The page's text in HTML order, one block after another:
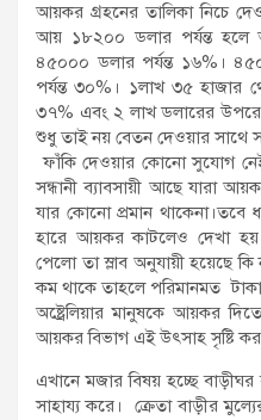
আয়কর গ্রহনের তালিকা নিচে
আয় ১৮২০০ ডলার পর্যন্ত হলে
৪৫০০০ ডলার পর্যন্ত ১৬%।
পর্যন্ত ৩০%। ১লাখ ৩৫ হাজার
৩৭% এবং ২ লাখ ডলারের
শুধু তাই নয় বেতন দেওয়ার সাথে
ফাঁকি দেওয়ার কোনো সুযোগ
সন্ধানী ব্যাবসায়ী আছে যারা
যার কোনো প্রমান
হারে আয়কর কাটলেও দেখা
পেলো তা স্লাব অনুযায়ী হয়েছে
কম থাকে তাহলে পরিমানমত
অষ্ট্রেলিয়ার মানুষকে আয়কর
আয়কর বিভাগ এই উৎসাহ সৃষ্টি
এখানে মজার বিষয় হচ্ছে
সাহায্য করে। ক্রেতা বাড়ীর